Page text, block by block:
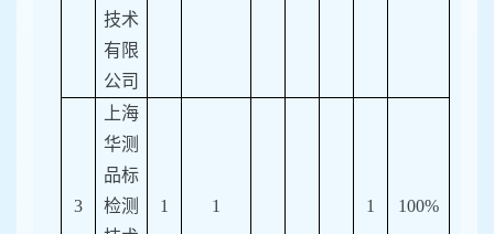
技术
有限
公司
3
上海
华测
品标
检测
1 1 1 100%